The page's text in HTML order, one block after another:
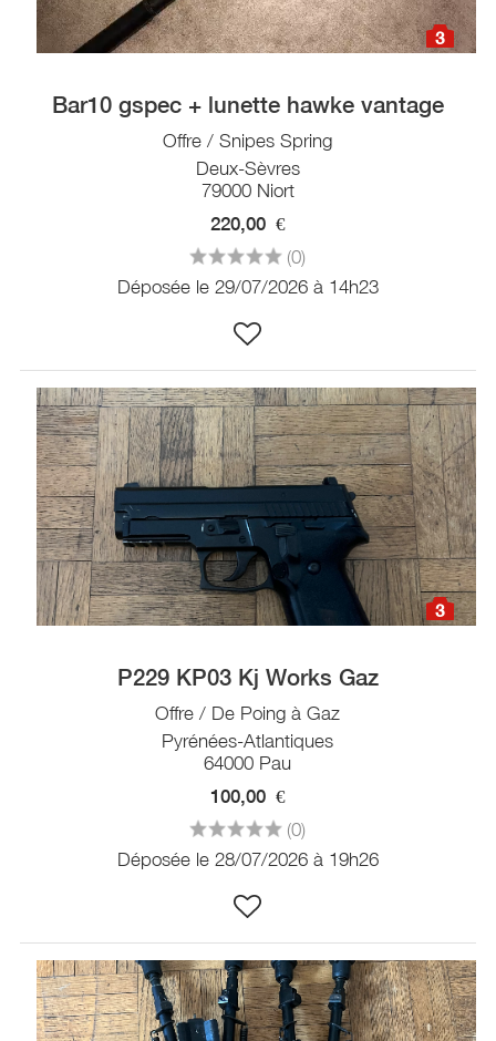
3
Bar10 gspec + lunette hawke vantage
Offre / Snipes Spring
Deux-Sèvres
79000 Niort
220,00 €
(0)
Déposée le 29/07/2026 à 14h23
3
P229 KP03 Kj Works Gaz
Offre / De Poing à Gaz
Pyrénées-Atlantiques
64000 Pau
100,00 €
(0)
Déposée le 28/07/2026 à 19h26